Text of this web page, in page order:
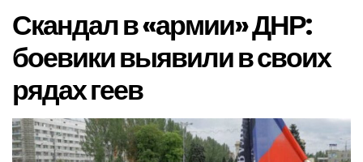
Скандал в «армии» ДНР:
боевики выявили в своих
рядах геев